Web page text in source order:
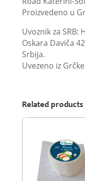
Proizvedeno u
Uvoznik za SRB:
Oskara Daviča
Srbija.
Uvezeno iz
Related products